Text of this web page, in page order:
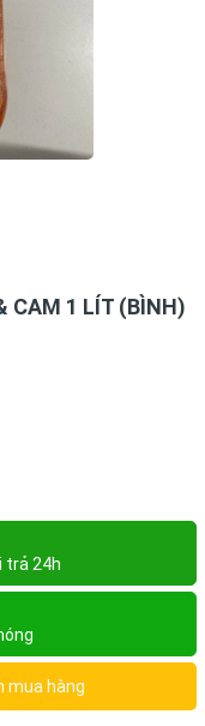
CAM 1 LÍT (BÌNH)
trả 24h
mua hàng